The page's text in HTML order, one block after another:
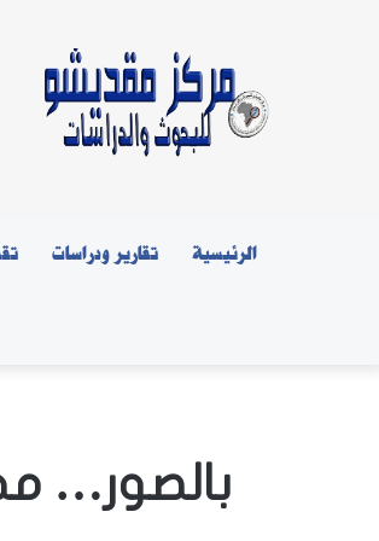
الرئيسية تقارير ودراسات
بالصور…